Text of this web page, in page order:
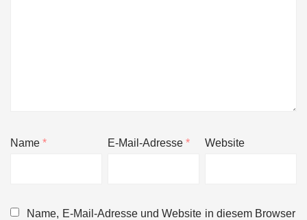
Name* E-Mail-Adresse* Website
Name, E-Mail-Adresse und Website in diesem Browser